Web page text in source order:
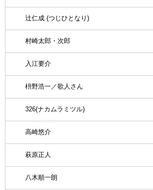
辻仁成 (つじひとなり)
村崎太郎・次郎
入江要介
枡野浩一／歌人さん
326(ナカムラミツル)
高崎悠介
萩原正人
八木順一朗